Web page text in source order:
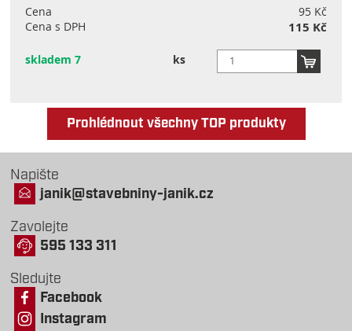
Cena
95 Kč
Cena s DPH
115 Kč
skladem 7 ks
Prohlédnout všechny TOP produkty
Napište
janik@stavebniny-janik.cz
Zavolejte
595 133 311
Sledujte
Facebook
Instagram